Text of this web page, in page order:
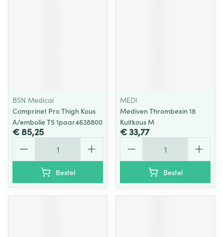
BSN Medical
Comprinet Pro Thigh Kous
A/embolie T5 1paar4638800
€ 85,25
Bestel
MEDI
Mediven Thrombexin 18
Kuitkous M
€ 33,77
Bestel